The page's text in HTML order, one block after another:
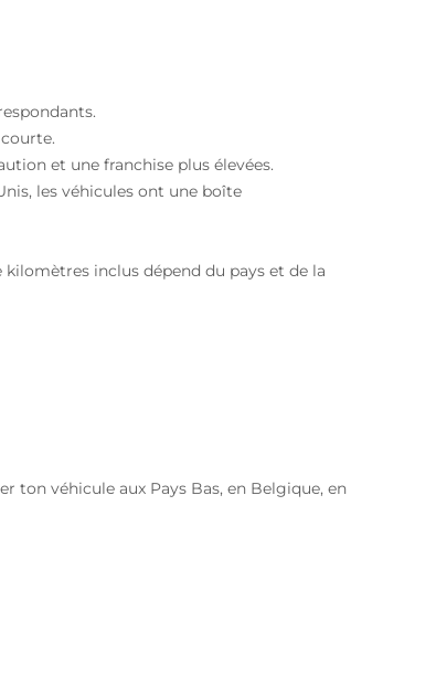
et une franchise plus élevées.
les véhicules ont une boîte
inclus dépend du pays et de la
ton véhicule aux Pays Bas, en Belgique, en